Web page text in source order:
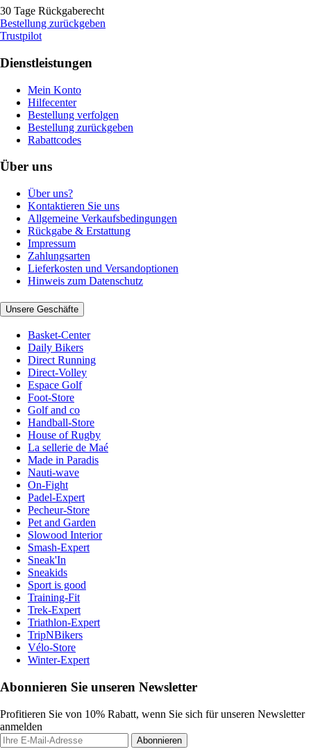
30 Tage Rückgaberecht
Bestellung zurückgeben
Trustpilot
Dienstleistungen
Mein Konto
Hilfecenter
Bestellung verfolgen
Bestellung zurückgeben
Rabattcodes
Über uns
Über uns?
Kontaktieren Sie uns
Allgemeine Verkaufsbedingungen
Rückgabe & Erstattung
Impressum
Zahlungsarten
Lieferkosten und Versandoptionen
Hinweis zum Datenschutz
Unsere Geschäfte
Basket-Center
Daily Bikers
Direct Running
Direct-Volley
Espace Golf
Foot-Store
Golf and co
Handball-Store
House of Rugby
La sellerie de Maé
Made in Paradis
Nauti-wave
On-Fight
Padel-Expert
Pecheur-Store
Pet and Garden
Slowood Interior
Smash-Expert
Sneak'In
Sneakids
Sport is good
Training-Fit
Trek-Expert
Triathlon-Expert
TripNBikers
Vélo-Store
Winter-Expert
Abonnieren Sie unseren Newsletter
Profitieren Sie von 10% Rabatt, wenn Sie sich für unseren Newsletter
anmelden
Abonnieren